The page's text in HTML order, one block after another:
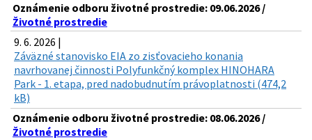
Oznámenie odboru životné prostredie: 09.06.2026 /
Životné prostredie
9. 6. 2026 |
Záväzné stanovisko EIA zo zisťovacieho konania
navrhovanej činnosti Polyfunkčný komplex HINOHARA
Park - 1. etapa, pred nadobudnutím právoplatnosti (474,2
kB)
Oznámenie odboru životné prostredie: 08.06.2026 /
Životné prostredie